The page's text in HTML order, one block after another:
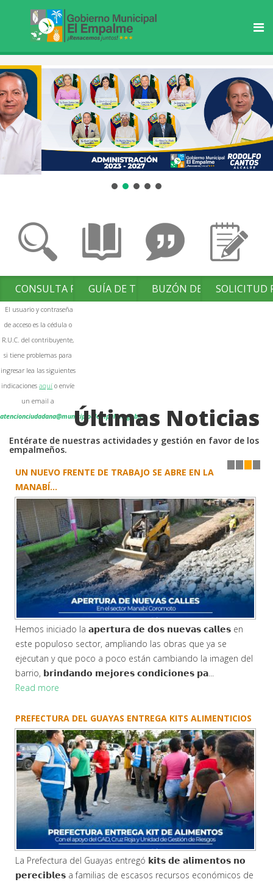
CONSULTA FACTURAS
El usuario y contraseña
de acceso es la cédula o
R.U.C. del contribuyente,
si tiene problemas para
ingresar lea las siguientes
indicacionesaquí o envíe
un email a
atencionciudadana@municipioelempalme.gob.ec
GUÍA DE TRÁMITESBUZÓN DE SUGERENCIAS
SOLICITUD
Últimas Noticias
Entérate de nuestras actividades y gestión en favor de los
empalmeños.
1 2 3
UN NUEVO FRENTE DE TRABAJO SE ABRE EN LA
MANABÍ...
Hemos iniciado la 𝗮𝗽𝗲𝗿𝘁𝘂𝗿𝗮 𝗱𝗲 𝗱𝗼𝘀 𝗻𝘂𝗲𝘃𝗮𝘀 𝗰𝗮𝗹𝗹𝗲𝘀 en
este populoso sector, ampliando las obras que ya se
ejecutan y que poco a poco están cambiando la imagen del
barrio, 𝗯𝗿𝗶𝗻𝗱𝗮𝗻𝗱𝗼 𝗺𝗲𝗷𝗼𝗿𝗲𝘀 𝗰𝗼𝗻𝗱𝗶𝗰𝗶𝗼𝗻𝗲𝘀 𝗽𝗮...
Read more
PREFECTURA DEL GUAYAS ENTREGA KITS ALIMENTICIOS
La Prefectura del Guayas entregó 𝗸𝗶𝘁𝘀 𝗱𝗲 𝗮𝗹𝗶𝗺𝗲𝗻𝘁𝗼𝘀 𝗻𝗼
𝗽𝗲𝗿𝗲𝗰𝗶𝗯𝗹𝗲𝘀 a familias de escasos recursos económicos de